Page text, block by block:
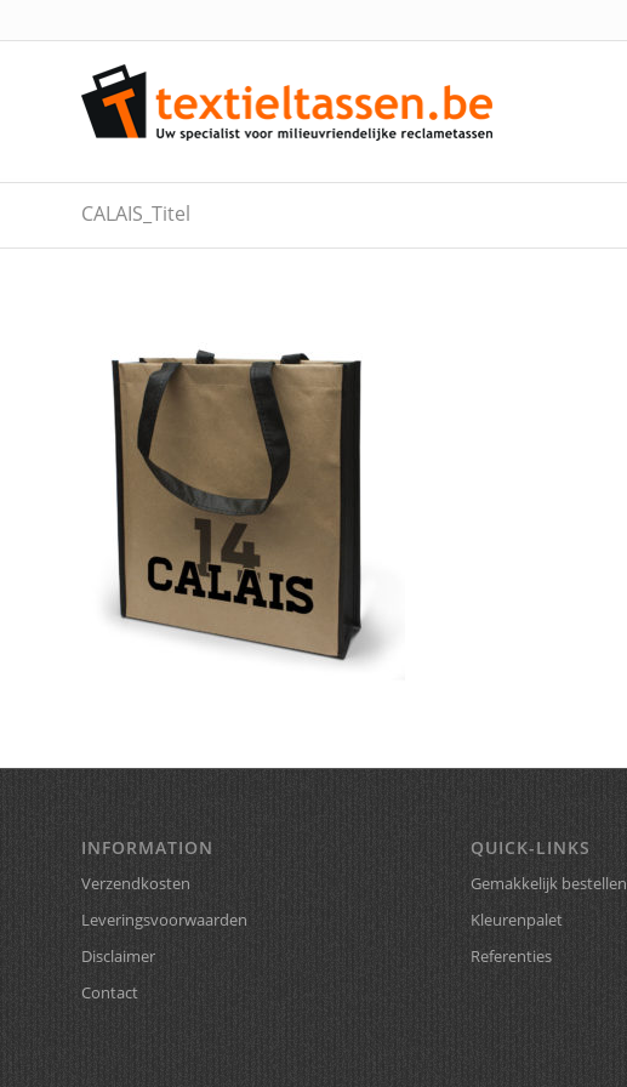
CALAIS_Titel
INFORMATION
Verzendkosten
Leveringsvoorwaarden
Disclaimer
Contact
QUICK-LINKS
Gemakkelijk bestellen
Kleurenpalet
Referenties